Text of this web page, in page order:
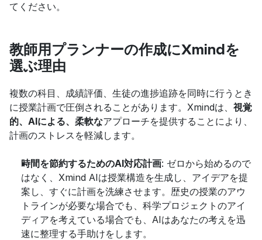
てください。
教師用プランナーの作成にXmindを
選ぶ理由
複数の科目、成績評価、生徒の進捗追跡を同時に行うとき
に授業計画で圧倒されることがあります。Xmindは、 視覚
的、AIによる、柔軟なアプローチを提供することにより、
計画のストレスを軽減します。
時間を節約するためのAI対応計画: ゼロから始めるので
はなく、Xmind AIは授業構造を生成し、アイデアを提
案し、すぐに計画を洗練させます。歴史の授業のアウ
トラインが必要な場合でも、科学プロジェクトのアイ
ディアを考えている場合でも、AIはあなたの考えを迅
速に整理する手助けをします。